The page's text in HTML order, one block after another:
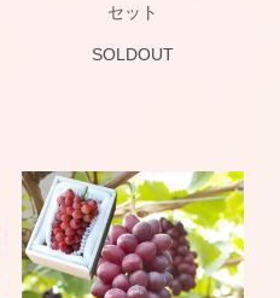
セット
SOLDOUT